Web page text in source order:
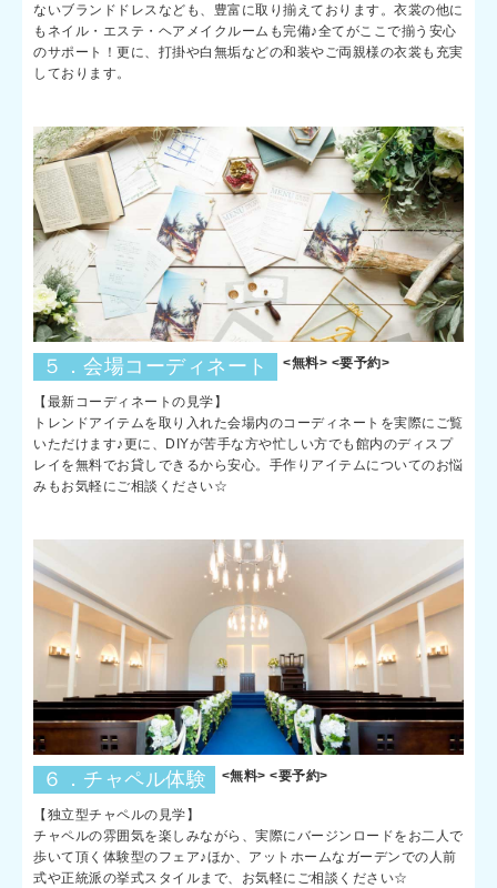
ないブランドドレスなども、豊富に取り揃えております。衣裳の他に
もネイル・エステ・ヘアメイクルームも完備♪全てがここで揃う安心
のサポート！更に、打掛や白無垢などの和装やご両親様の衣裳も充実
しております。
５．会場コーディネート <無料> <要予約>
【最新コーディネートの見学】
トレンドアイテムを取り入れた会場内のコーディネートを実際にご覧
いただけます♪更に、DIYが苦手な方や忙しい方でも館内のディスプ
レイを無料でお貸しできるから安心。手作りアイテムについてのお悩
みもお気軽にご相談ください☆
６．チャペル体験 <無料> <要予約>
【独立型チャペルの見学】
チャペルの雰囲気を楽しみながら、実際にバージンロードをお二人で
歩いて頂く体験型のフェア♪ほか、アットホームなガーデンでの人前
式や正統派の挙式スタイルまで、お気軽にご相談ください☆